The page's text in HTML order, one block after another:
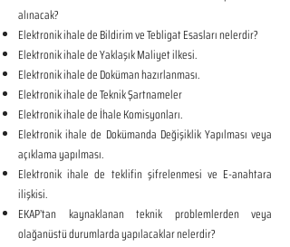
alınacak?
Elektronik ihale de Bildirim ve Tebligat Esasları nelerdir?
Elektronik ihale de Yaklaşık Maliyet ilkesi.
Elektronik ihale de Doküman hazırlanması.
Elektronik ihale de Teknik Şartnameler
Elektronik ihale de İhale Komisyonları.
Elektronik ihale de Dokümanda Değişiklik Yapılması veya
açıklama yapılması.
Elektronik ihale de teklifin şifrelenmesi ve E-anahtara
ilişkisi.
EKAP’tan kaynaklanan teknik problemlerden veya
olağanüstü durumlarda yapılacaklar nelerdir?